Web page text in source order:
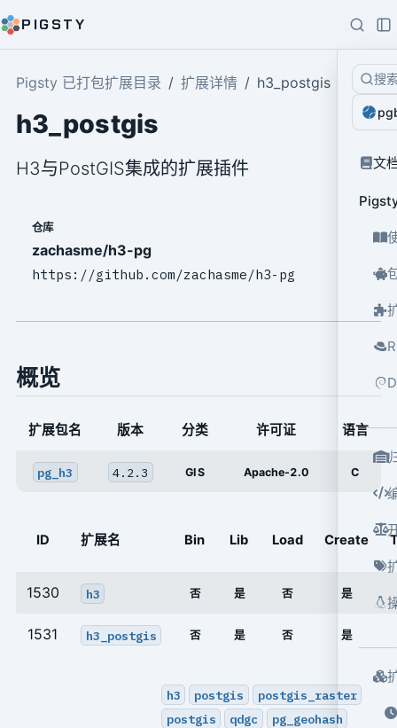
PIGSTY
搜
文
Pigsty 已打包扩展目录 扩展详情 h3_postgis
h3_postgis
H3与PostGIS集成的扩展插件
仓库
zachasme/h3-pg
https://github.com/zachasme/h3-pg
概览
扩展包名 版本 分类 许可证 语言
pg_h3 4.2.3 GIS Apache-2.0 C
ID 扩展名 Bin Lib Load Create
1530 h3 否 是 否 是
1531 h3_postgis 否 是 否 是
h3 postgis
postgis_raster
postgis
qdgc
pg_geohash